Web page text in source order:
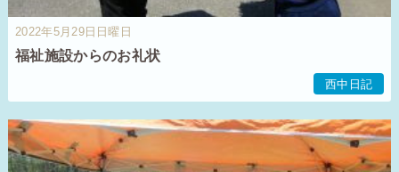
2022年5月29日日曜日
福祉施設からのお礼状
西中日記